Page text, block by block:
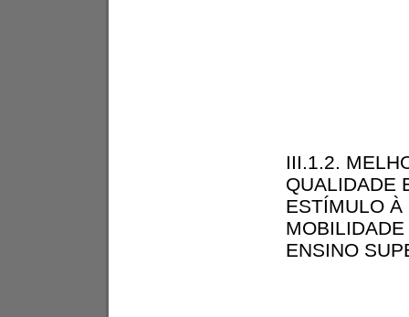
III.1.2.
QUALIDADE
ESTÍMULO À
MOBILIDADE
ENSINO